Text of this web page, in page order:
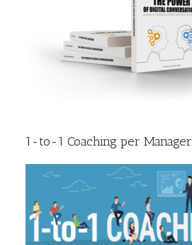
1-to-1 Coaching per Manager